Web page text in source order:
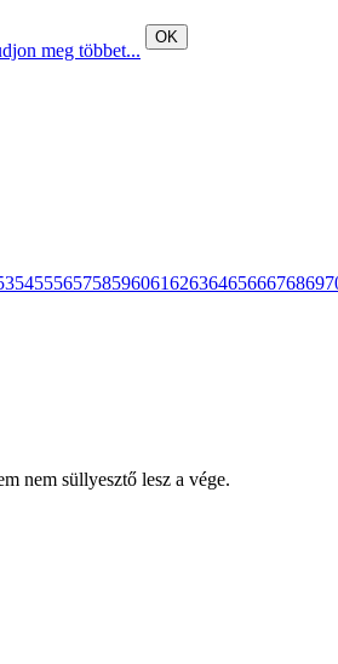
OK
meg többet...
54555657585960616263646566676869
nem süllyesztő lesz a vége.